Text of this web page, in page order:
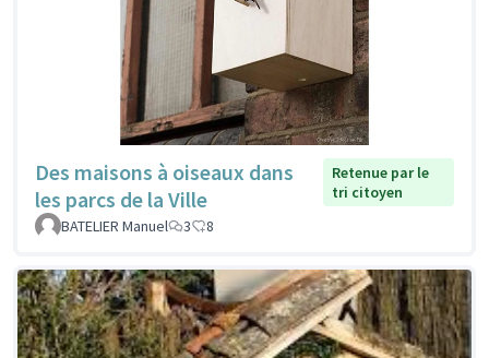
Des maisons à oiseaux dans
les parcs de la Ville
Retenue par le
tri citoyen
BATELIER Manuel
3 8